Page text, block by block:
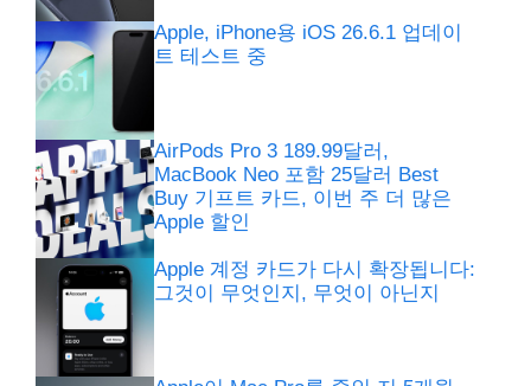
Apple, iPhone용 iOS 26.6.1 업데이
트 테스트 중
AirPods Pro 3 189.99달러,
MacBook Neo 포함 25달러 Best
Buy 기프트 카드, 이번 주 더 많은
Apple 할인
Apple 계정 카드가 다시 확장됩니다:
그것이 무엇인지, 무엇이 아닌지